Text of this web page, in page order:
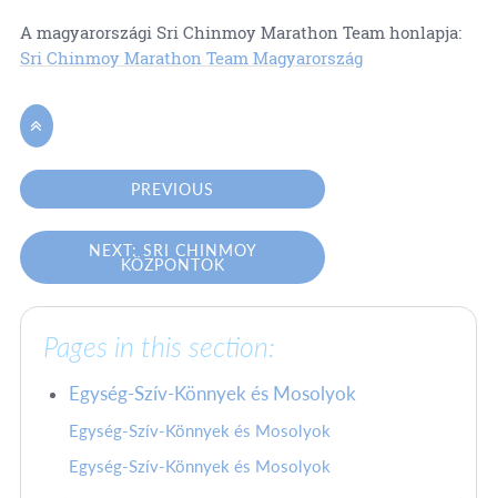
A magyarországi Sri Chinmoy Marathon Team honlapja:
Sri Chinmoy Marathon Team Magyarország

PREVIOUS
NEXT: SRI CHINMOY
KÖZPONTOK
Pages in this section:
Egység-Szív-Könnyek és Mosolyok
Egység-Szív-Könnyek és Mosolyok
Egység-Szív-Könnyek és Mosolyok